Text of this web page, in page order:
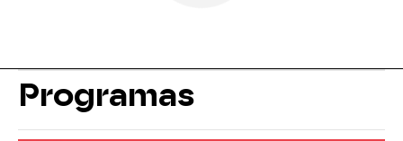
Programas